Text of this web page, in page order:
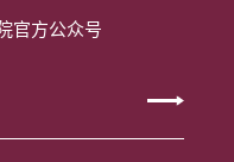
官方公众号